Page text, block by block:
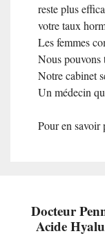
reste plus
votre taux
Les femmes
Nous pouvons
Notre cabinet
Un médecin
Pour en savoir
Docteur
Acide